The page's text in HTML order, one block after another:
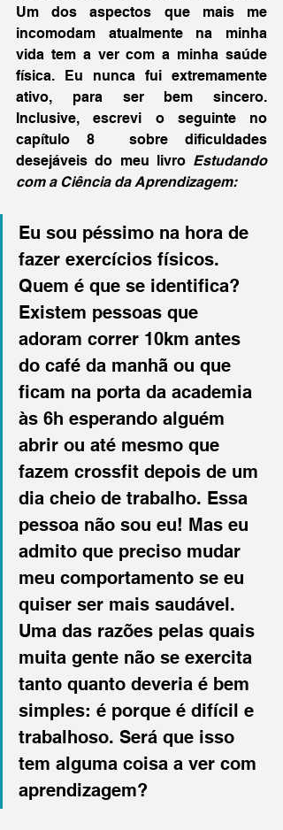
Um dos aspectos que mais me
incomodam atualmente na minha
vida tem a ver com a minha saúde
física. Eu nunca fui extremamente
ativo, para ser bem sincero.
Inclusive, escrevi o seguinte no
capítulo 8  sobre dificuldades
desejáveis do meu livro Estudando
com a Ciência da Aprendizagem:
Eu sou péssimo na hora de
fazer exercícios físicos.
Quem é que se identifica?
Existem pessoas que
adoram correr 10km antes
do café da manhã ou que
ficam na porta da academia
às 6h esperando alguém
abrir ou até mesmo que
fazem crossfit depois de um
dia cheio de trabalho. Essa
pessoa não sou eu! Mas eu
admito que preciso mudar
meu comportamento se eu
quiser ser mais saudável.
Uma das razões pelas quais
muita gente não se exercita
tanto quanto deveria é bem
simples: é porque é difícil e
trabalhoso. Será que isso
tem alguma coisa a ver com
aprendizagem?